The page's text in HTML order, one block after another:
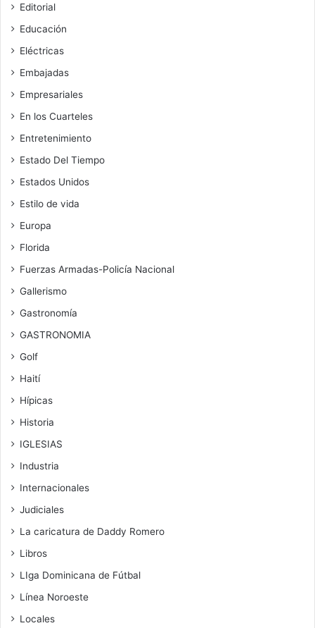
Editorial
Educación
Eléctricas
Embajadas
Empresariales
En los Cuarteles
Entretenimiento
Estado Del Tiempo
Estados Unidos
Estilo de vida
Europa
Florida
Fuerzas Armadas-Policía Nacional
Gallerismo
Gastronomía
GASTRONOMIA
Golf
Haití
Hípicas
Historia
IGLESIAS
Industria
Internacionales
Judiciales
La caricatura de Daddy Romero
Libros
LIga Dominicana de Fútbal
Línea Noroeste
Locales